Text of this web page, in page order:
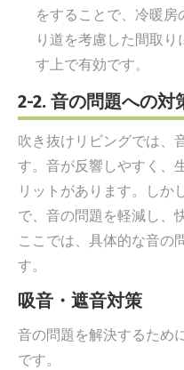
をすることで、冷暖
り道を考慮した間取
す上で有効です。
2-2. 音の問題への対
吹き抜けリビングでは、
す。音が反響しやすく、
リットがあります。しか
で、音の問題を軽減し、
ここでは、具体的な音の
す。
吸音・遮音対策
音の問題を解決するため
です。